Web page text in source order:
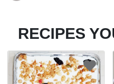
RECIPES